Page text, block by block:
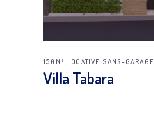
150M² LOCATIVE SANS-GARAGE
Villa Tabara